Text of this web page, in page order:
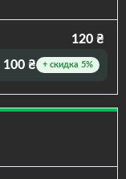
120 ₴
100 ₴ + скидка 5%